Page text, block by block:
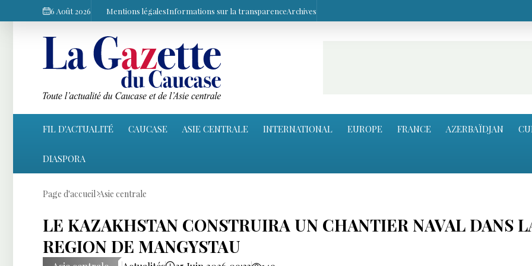
6 Août 2026 Mentions légalesInformations sur la transparenceArchives
FIL D'ACTUALITÉ CAUCASE ASIE CENTRALE INTERNATIONAL EUROPE FRANCE AZERBAÏDJAN
DIASPORA
Page d'accueil Asie centrale
LE KAZAKHSTAN CONSTRUIRA UN CHANTIER NAVAL DANS
REGION DE MANGYSTAU